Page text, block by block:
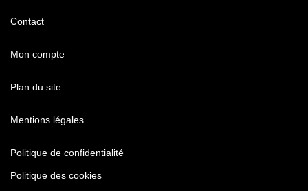
Contact
Mon compte
Plan du site
Mentions légales
Politique de confidentialité
Politique des cookies